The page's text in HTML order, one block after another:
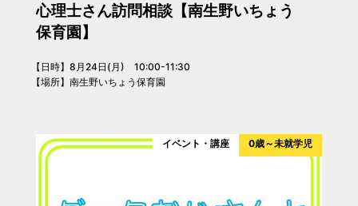
心理士さん訪問相談【南生野いちょう
保育園】
【日時】8月24日(月) 10:00-11:30
【場所】南生野いちょう保育園
イベント・講座 0歳～未就学児